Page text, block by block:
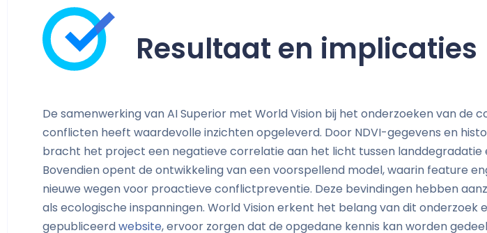
Resultaat en implicaties
De samenwerking van AI Superior met World Vision bij het onderzoeken van de
conflicten heeft waardevolle inzichten opgeleverd. Door NDVI-gegevens en
bracht het project een negatieve correlatie aan het licht tussen landdegradatie
Bovendien opent de ontwikkeling van een voorspellend model, waarin feature
nieuwe wegen voor proactieve conflictpreventie. Deze bevindingen hebben
als ecologische inspanningen. World Vision erkent het belang van dit
gepubliceerdwebsite,ervoor zorgen dat de opgedane kennis kan worden